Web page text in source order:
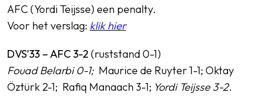
AFC (Yordi Teijsse) een penalty.
Voor het verslag: klik hier
DVS’33 – AFC 3-2 (ruststand 0-1)
Fouad Belarbi 0-1; Maurice de Ruyter 1-1; Oktay
Öztürk 2-1; Rafiq Manaach 3-1; Yordi Teijsse 3-2.